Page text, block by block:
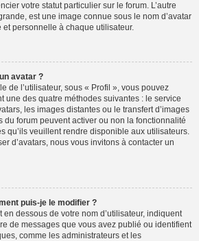
votre statut particulier sur le forum. L’autre
est une image connue sous le nom d’avatar
personnelle à chaque utilisateur.
avatar ?
de l’utilisateur, sous « Profil », vous pouvez
une des quatre méthodes suivantes : le service
les images distantes ou le transfert d’images
du forum peuvent activer ou non la fonctionnalité
qu’ils veuillent rendre disponible aux utilisateurs.
d’avatars, nous vous invitons à contacter un
puis-je le modifier ?
dessous de votre nom d’utilisateur, indiquent
de messages que vous avez publié ou identifient
comme les administrateurs et les